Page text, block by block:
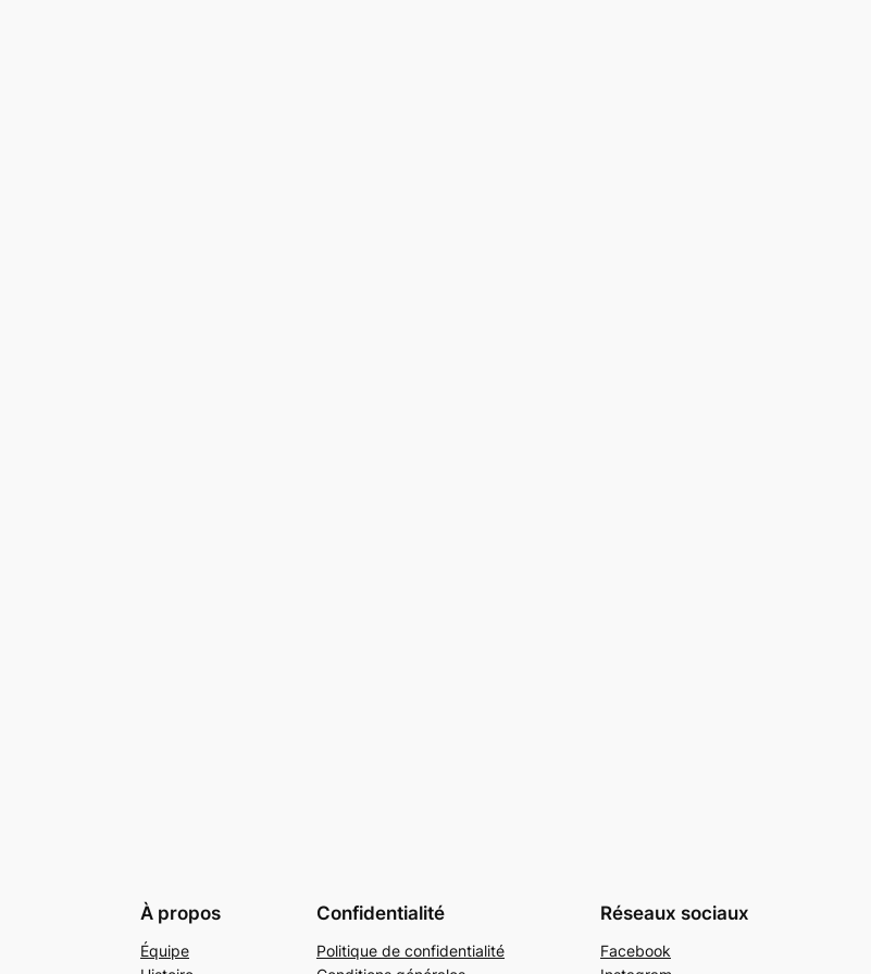
À propos
Équipe
Confidentialité
Politique de confidentialité
Réseaux sociaux
Facebook